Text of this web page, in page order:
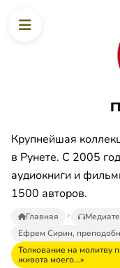
Крупнейшая
в Рунете. С 2005
аудиокниги и
1500 авторов.
Главная
Ефрем Сирин,
Толкование на молитву
живота моего…»